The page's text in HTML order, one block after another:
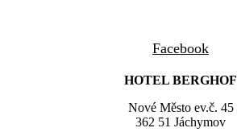
Facebook
HOTEL BERGHOF
Nové Město ev.č. 45
362 51 Jáchymov